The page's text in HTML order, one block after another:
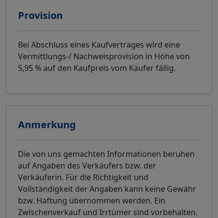
Provision
Bei Abschluss eines Kaufvertrages wird eine
Vermittlungs-/ Nachweisprovision in Höhe von
5,95 % auf den Kaufpreis vom Käufer fällig.
Anmerkung
Die von uns gemachten Informationen beruhen
auf Angaben des Verkäufers bzw. der
Verkäuferin. Für die Richtigkeit und
Vollständigkeit der Angaben kann keine Gewähr
bzw. Haftung übernommen werden. Ein
Zwischenverkauf und Irrtümer sind vorbehalten.